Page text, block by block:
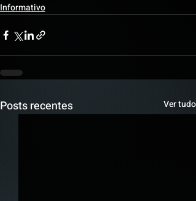
Informativo
Posts recentes Ver tudo